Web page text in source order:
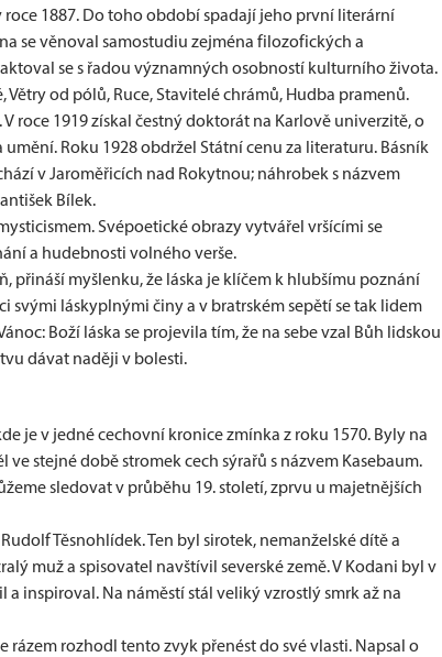
1887. Do toho období spadají jeho první literární
se věnoval samostudiu zejména filozofických a
se s řadou významných osobností kulturního života.
od pólů, Ruce, Stavitelé chrámů, Hudba pramenů.
roce 1919 získal čestný doktorát na Karlově univerzitě, o
Roku 1928 obdržel Státní cenu za literaturu. Básník
v Jaroměřicích nad Rokytnou; náhrobek s názvem
Bílek.
Svépoetické obrazy vytvářel vršícími se
a hudebnosti volného verše.
přináší myšlenku, že láska je klíčem k hlubšímu poznání
láskyplnými činy a v bratrském sepětí se tak lidem
Boží láska se projevila tím, že na sebe vzal Bůh lidskou
dávat naději v bolesti.
je v jedné cechovní kronice zmínka z roku 1570. Byly na
stejné době stromek cech sýrařů s názvem Kasebaum.
sledovat v průběhu 19. století, zprvu u majetnějších
Těsnohlídek. Ten byl sirotek, nemanželské dítě a
muž a spisovatel navštívil severské země. V Kodani byl v
inspiroval. Na náměstí stál veliký vzrostlý smrk až na
rozhodl tento zvyk přenést do své vlasti. Napsal o